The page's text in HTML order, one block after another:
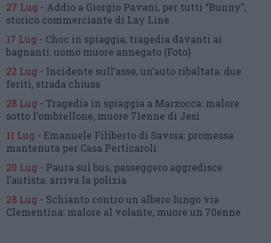
27 Lug - Addio a Giorgio Pavani, per tutti “Bunny”,
storico commerciante di Lay Line
17 Lug - Choc in spiaggia, tragedia davanti ai
bagnanti:uomo muore annegato (Foto)
22 Lug - Incidente sull’asse, un’auto ribaltata: due
feriti, strada chiusa
28 Lug - Tragedia in spiaggia a Marzocca: malore
sotto l’ombrellone, muore 71enne di Jesi
11 Lug - Emanuele Filiberto di Savoia: promessa
mantenuta per Casa Perticaroli
20 Lug - Paura sul bus, passeggero aggredisce
l’autista: arriva la polizia
28 Lug - Schianto contro un albero lungo via
Clementina: malore al volante, muore un 70enne